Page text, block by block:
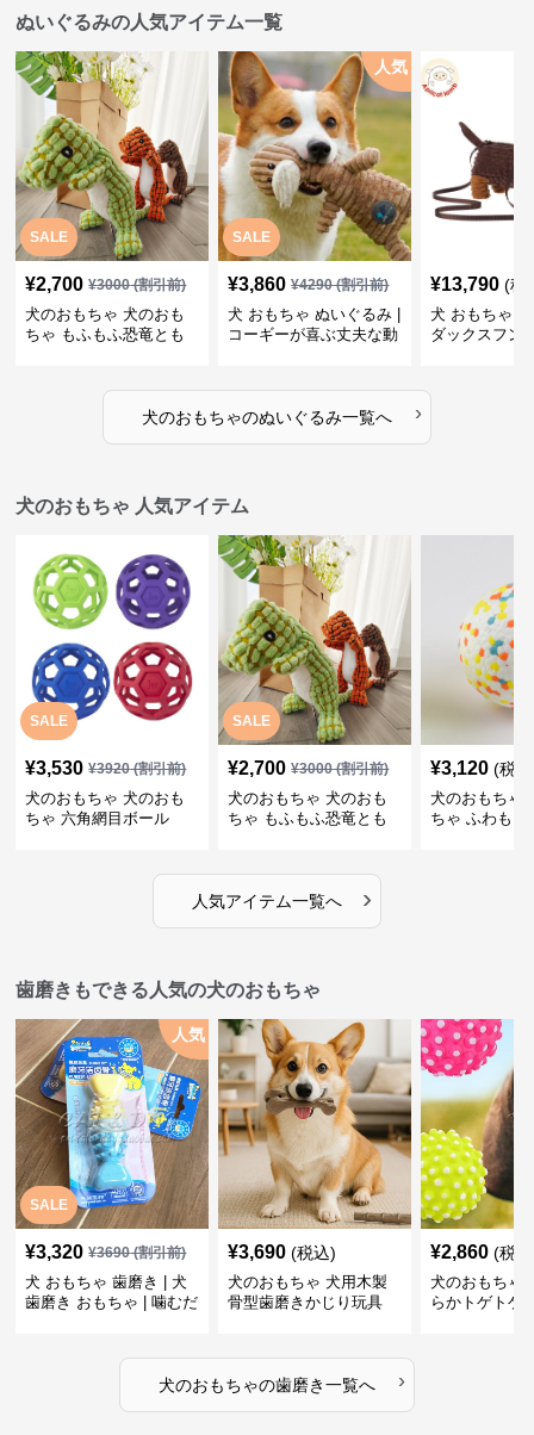
ぬいぐるみの人気アイテム一覧
SALE
¥2,700 ¥3000(割引前)
犬のおもちゃ 犬のおも
ちゃ もふもふ恐竜とも
SALE
人気
¥3,860 ¥4290(割引前)
犬 おもちゃ ぬいぐるみ |
コーギーが喜ぶ丈夫な動
¥13,790 (税
犬 おもちゃ
ダックスフン
犬のおもちゃのぬいぐるみ一覧へ ›
犬のおもちゃ 人気アイテム
SALE
¥3,530 ¥3920(割引前)
犬のおもちゃ 犬のおも
ちゃ 六角網目ボール
SALE
¥2,700 ¥3000(割引前)
犬のおもちゃ 犬のおも
ちゃ もふもふ恐竜とも
¥3,120 (税
犬のおもちゃ
ちゃ ふわもこ
人気アイテム一覧へ ›
歯磨きもできる人気の犬のおもちゃ
SALE
人気
¥3,320 ¥3690(割引前)
犬 おもちゃ 歯磨き | 犬
歯磨き おもちゃ | 噛むだ
¥3,690 (税込)
犬のおもちゃ 犬用木製
骨型歯磨きかじり玩具
¥2,860 (税
犬のおもちゃ
らかトゲトゲ
犬のおもちゃの歯磨き一覧へ ›